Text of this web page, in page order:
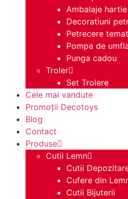
Ambalaje hartie
Decoratiuni
Petrecere
Pompa de
Punga cadou
Troler
Set Trolere
Cele mai vandute
Promoții Decotoys
Blog
Contact
Produse
Cutii Lemn
Cutii
Cufere din
Cutii Bijuterii